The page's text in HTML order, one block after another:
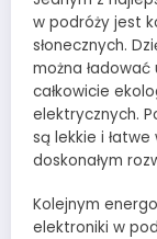
w podróży jest
słonecznych.
można
całkowicie
elektrycznych.
są lekkie i
doskonałym
Kolejnym
elektroniki w